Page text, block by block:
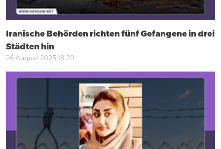
Iranische Behörden richten fünf Gefangene in drei
Städten hin
26 August 2025 18:29